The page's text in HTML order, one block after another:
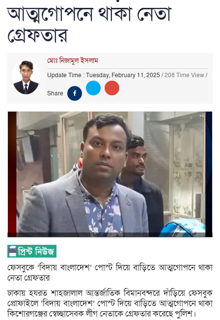
আত্মগোপনে থাকা নেতা
গ্রেফতার
মোঃ নিজামুল ইসলাম
Update Time : Tuesday, February 11, 2025 /208 Time View/
Share
ফেসবুকে ‘বিদায় বাংলাদেশ’ পোস্ট দিয়ে বাড়িতে আত্মগোপনে থাকা
নেতা গ্রেফতার
ঢাকায় হযরত শাহজালাল আন্তর্জাতিক বিমানবন্দরে দাঁড়িয়ে ফেসবুক
প্রোফাইলে ‘বিদায় বাংলাদেশ’ পোস্ট দিয়ে বাড়িতে আত্মগোপনে থাকা
কিশোরগঞ্জের স্বেচ্ছাসেবক লীগ নেতাকে গ্রেফতার করেছে পুলিশ।